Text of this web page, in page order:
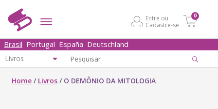
Entre ou
Cadastre-se
0
Brasil Portugal España Deutschland
Home / Livros / O DEMÔNIO DA MITOLOGIA